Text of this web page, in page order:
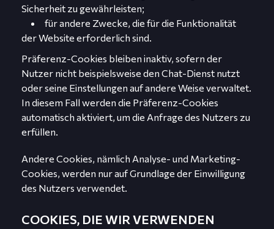
Sicherheit zu gewährleisten;
für andere Zwecke, die für die Funktionalität
der Website erforderlich sind.
Präferenz-Cookies bleiben inaktiv, sofern der
Nutzer nicht beispielsweise den Chat-Dienst nutzt
oder seine Einstellungen auf andere Weise verwaltet.
In diesem Fall werden die Präferenz-Cookies
automatisch aktiviert, um die Anfrage des Nutzers zu
erfüllen.
Andere Cookies, nämlich Analyse- und Marketing-
Cookies, werden nur auf Grundlage der Einwilligung
des Nutzers verwendet.
COOKIES, DIE WIR VERWENDEN